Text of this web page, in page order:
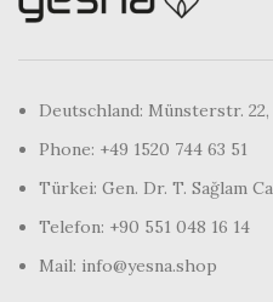
Deutschland: Münsterstr.
Phone: +49 1520 744 63 51
Türkei: Gen. Dr. T. Sağlam
Telefon: +90 551 048 16 14
Mail: info@yesna.shop